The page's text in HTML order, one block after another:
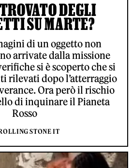
DEGLI
SU MARTE?
di un oggetto non
arrivate dalla missione
si è scoperto che si
rilevati dopo l’atterraggio
Ora però il rischio
di inquinare il Pianeta
Rosso
STONE IT